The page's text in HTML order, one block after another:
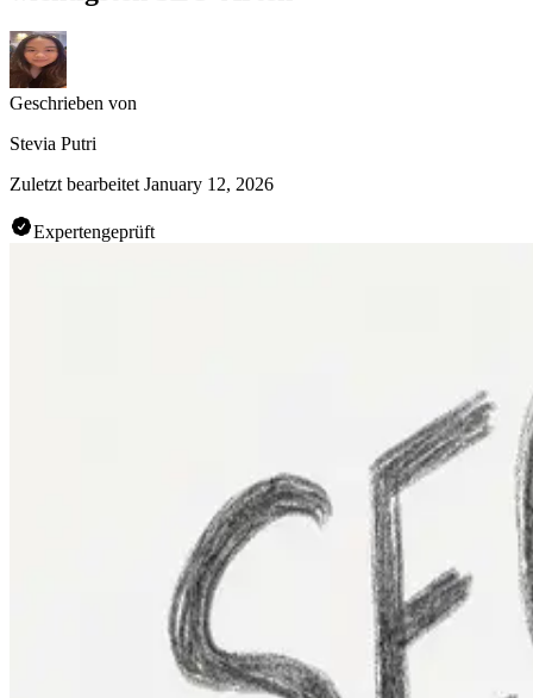
Geschrieben von
Stevia Putri
Zuletzt bearbeitet January 12, 2026
Expertengeprüft